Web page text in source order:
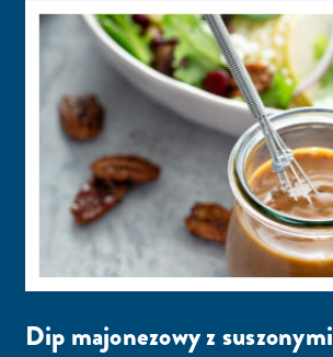
Dip majonezowy z suszonymi